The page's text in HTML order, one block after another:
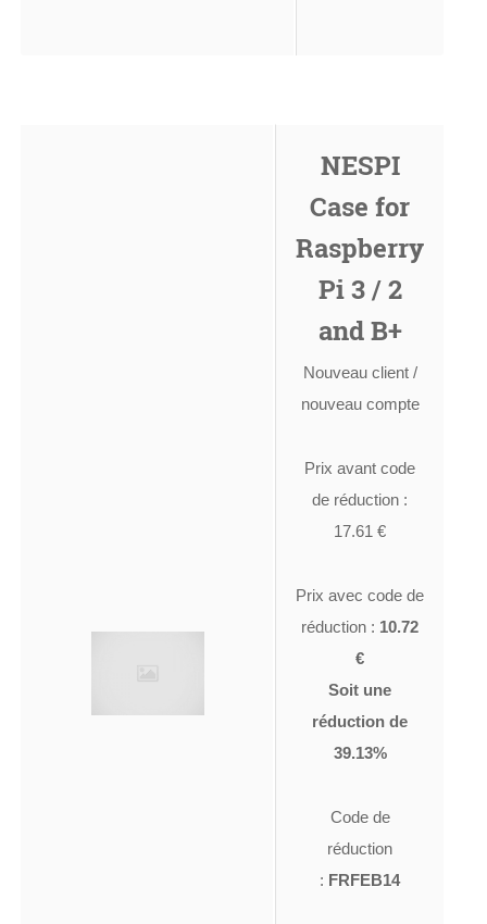
NESPI
Case for
Raspberry
Pi 3 / 2
and B+
Nouveau client /
nouveau compte
Prix avant code
de réduction :
17.61 €
Prix avec code de
réduction : 10.72
€
Soit une
réduction de
39.13%
Code de
réduction
: FRFEB14